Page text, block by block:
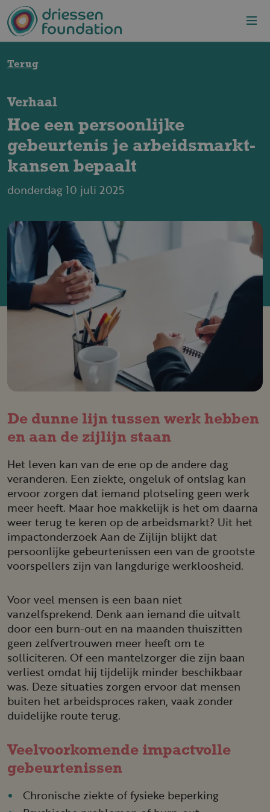
Overslaan en naar de inhoud gaan
Terug
Verhaal
Hoe een persoonlijke
gebeurtenis je arbeidsmarkt­
kansen bepaalt
donderdag 10 juli 2025
De dunne lijn tussen werk hebben
en aan de zijlijn staan
Het leven kan van de ene op de andere dag
veranderen. Een ziekte, ongeluk of ontslag kan
ervoor zorgen dat iemand plotseling geen werk
meer heeft. Maar hoe makkelijk is het om daarna
weer terug te keren op de arbeidsmarkt? Uit het
impactonderzoek Aan de Zijlijn blijkt dat
persoonlijke gebeurtenissen een van de grootste
voorspellers zijn van langdurige werkloosheid.
Voor veel mensen is een baan niet
vanzelfsprekend. Denk aan iemand die uitvalt
door een burn-out en na maanden thuiszitten
geen zelfvertrouwen meer heeft om te
solliciteren. Of een mantelzorger die zijn baan
verliest omdat hij tijdelijk minder beschikbaar
was. Deze situaties zorgen ervoor dat mensen
buiten het arbeidsproces raken, vaak zonder
duidelijke route terug.
Veelvoor­ko­mende impactvolle
gebeurte­nissen
Chronische ziekte of fysieke beperking